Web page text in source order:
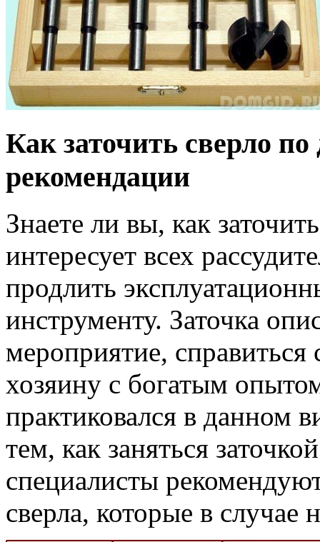
Как заточить сверло
рекомендации
Знаете ли вы, как
интересует всех
продлить
инструменту. Заточка
мероприятие,
хозяину с богатым
практиковался в данном
тем, как заняться
специалисты
сверла, которые в случае